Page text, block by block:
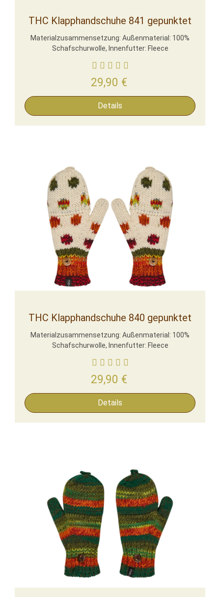
THC Klapphandschuhe 841 gepunktet
Materialzusammensetzung: Außenmaterial: 100%
Schafschurwolle, Innenfutter: Fleece
29,90 €
Details
THC Klapphandschuhe 840 gepunktet
Materialzusammensetzung: Außenmaterial: 100%
Schafschurwolle, Innenfutter: Fleece
29,90 €
Details